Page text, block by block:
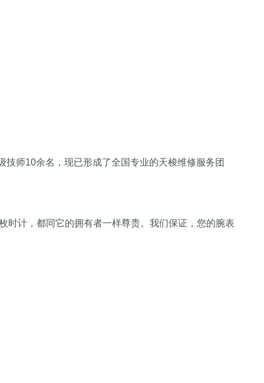
师10余名，现已形成了全国专业的天梭维修服务团
时计，都同它的拥有者一样尊贵。我们保证，您的腕表